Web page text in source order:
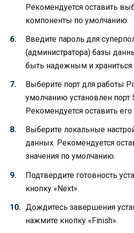
Рекомендуется оставить
компоненты по умолчанию.
Введите пароль для
(администратора) базы
быть надежным и храниться
Выберите порт для работы
умолчанию установлен порт
Рекомендуется оставить
Выберите локальные
данных. Рекомендуется
значения по умолчанию.
Подтвердите готовность
кнопку «Next».
Дождитесь завершения
нажмите кнопку «Finish».